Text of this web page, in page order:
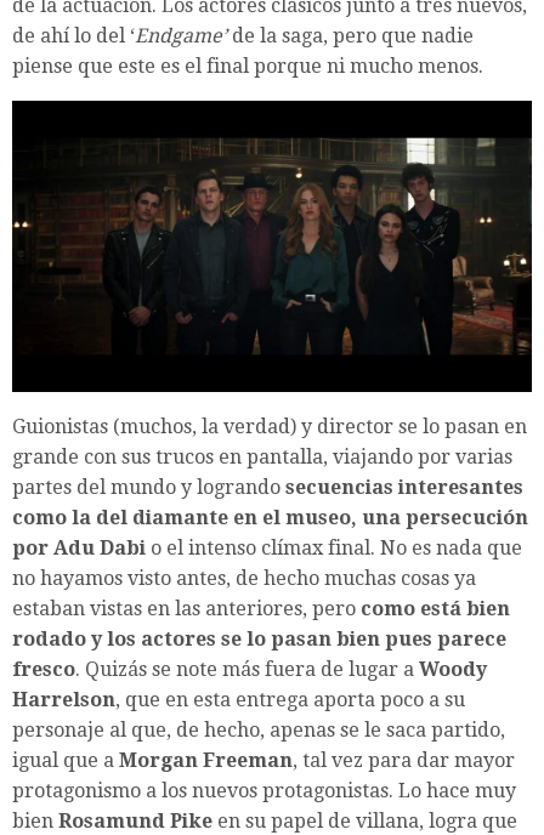
de la actuación. Los actores clásicos junto a tres nuevos,
de ahí lo del ‘Endgame’de la saga, pero que nadie
piense que este es el final porque ni mucho menos.
Guionistas (muchos, la verdad) y director se lo pasan en
grande con sus trucos en pantalla, viajando por varias
partes del mundo y logrando secuencias interesantes
como la del diamante en el museo, una persecución
por Adu Dabi o el intenso clímax final. No es nada que
no hayamos visto antes, de hecho muchas cosas ya
estaban vistas en las anteriores, pero como está bien
rodado y los actores se lo pasan bien pues parece
fresco. Quizás se note más fuera de lugar a Woody
Harrelson, que en esta entrega aporta poco a su
personaje al que, de hecho, apenas se le saca partido,
igual que a Morgan Freeman, tal vez para dar mayor
protagonismo a los nuevos protagonistas. Lo hace muy
bien Rosamund Pike en su papel de villana, logra que